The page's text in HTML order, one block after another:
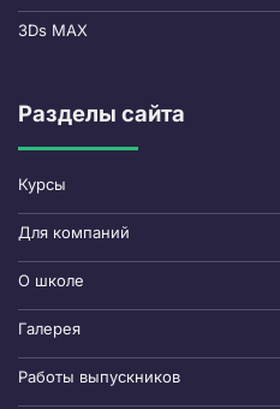
3Ds MAX
Разделы сайта
Курсы
Для компаний
О школе
Галерея
Работы выпускников